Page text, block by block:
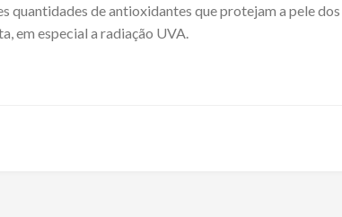
quantidades de antioxidantes que protejam a pele
em especial a radiação UVA.